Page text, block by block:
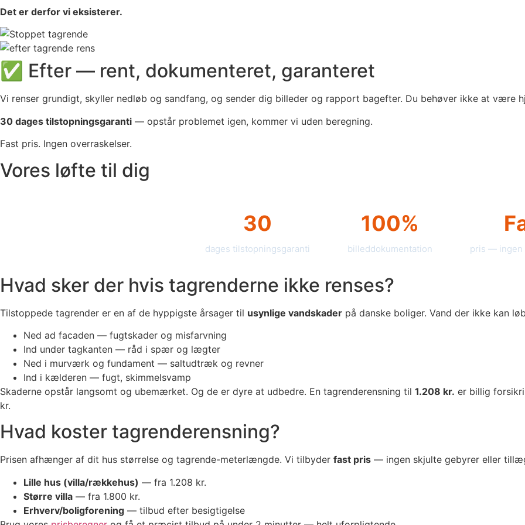
Det er derfor vi eksisterer.
✅ Efter — rent, dokumenteret, garanteret
Vi renser grundigt, skyller nedløb og sandfang, og sender dig billeder og rapport bagefter. Du behøver ikke at være
30 dages tilstopningsgaranti — opstår problemet igen, kommer vi uden beregning.
Fast pris. Ingen overraskelser.
Vores løfte til dig
30
dages tilstopningsgaranti
100%
billeddokumentation pris — ingen
Hvad sker der hvis tagrenderne ikke renses?
Tilstoppede tagrender er en af de hyppigste årsager til usynlige vandskader på danske boliger. Vand der ikke kan
Ned ad facaden — fugtskader og misfarvning
Ind under tagkanten — råd i spær og lægter
Ned i murværk og fundament — saltudtræk og revner
Ind i kælderen — fugt, skimmelsvamp
Skaderne opstår langsomt og ubemærket. Og de er dyre at udbedre. En tagrenderensning til 1.208 kr. er billig
kr.
Hvad koster tagrenderensning?
Prisen afhænger af dit hus størrelse og tagrende-meterlængde. Vi tilbyder fast pris — ingen skjulte gebyrer eller
Lille hus (villa/rækkehus) — fra 1.208 kr.
Større villa — fra 1.800 kr.
Erhverv/boligforening — tilbud efter besigtigelse